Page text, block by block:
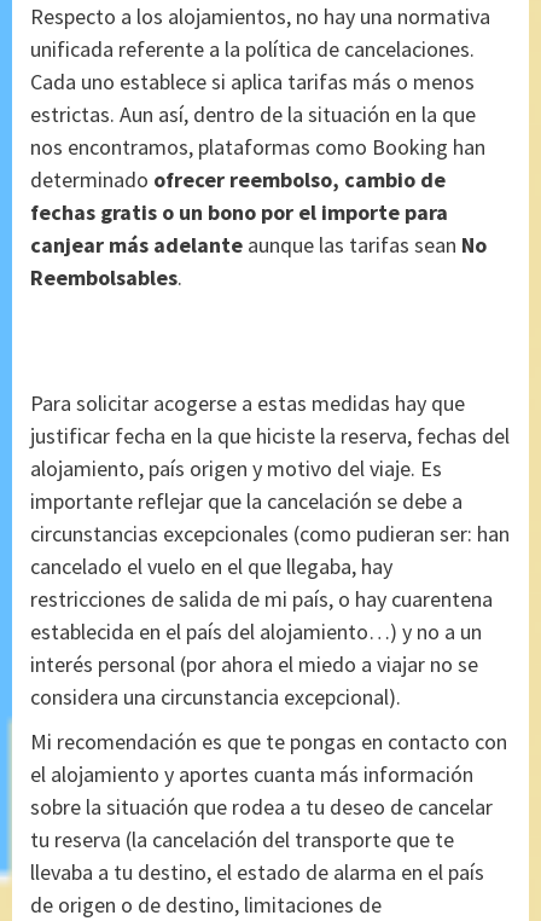
Respecto a los alojamientos, no hay una normativa
unificada referente a la política de cancelaciones.
Cada uno establece si aplica tarifas más o menos
estrictas. Aun así, dentro de la situación en la que
nos encontramos, plataformas como Booking han
determinado ofrecer reembolso, cambio de
fechas gratis o un bono por el importe para
canjear más adelante aunque las tarifas sean No
Reembolsables.
Para solicitar acogerse a estas medidas hay que
justificar fecha en la que hiciste la reserva, fechas del
alojamiento, país origen y motivo del viaje. Es
importante reflejar que la cancelación se debe a
circunstancias excepcionales (como pudieran ser: han
cancelado el vuelo en el que llegaba, hay
restricciones de salida de mi país, o hay cuarentena
establecida en el país del alojamiento…) y no a un
interés personal (por ahora el miedo a viajar no se
considera una circunstancia excepcional).
Mi recomendación es que te pongas en contacto con
el alojamiento y aportes cuanta más información
sobre la situación que rodea a tu deseo de cancelar
tu reserva (la cancelación del transporte que te
llevaba a tu destino, el estado de alarma en el país
de origen o de destino, limitaciones de